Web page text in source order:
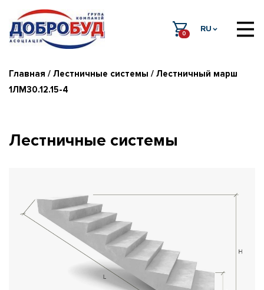
0
RU
Главная / Лестничные системы / Лестничный марш
1ЛМ30.12.15-4
Лестничные системы